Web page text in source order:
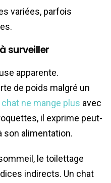
variées, parfois
surveiller
apparente.
de poids malgré un
chat ne mange plus avec
il exprime peut-
son alimentation.
le toilettage
indirects. Un chat